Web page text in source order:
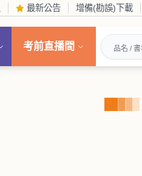
最新公告 增備(勘誤)下載
考前直播間